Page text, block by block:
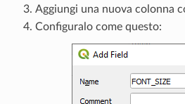
Aggiungi una nuova colonna
Configuralo come questo: